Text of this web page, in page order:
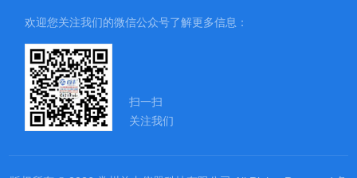
欢迎您关注我们的微信公众号了解更多信息：
扫一扫
关注我们